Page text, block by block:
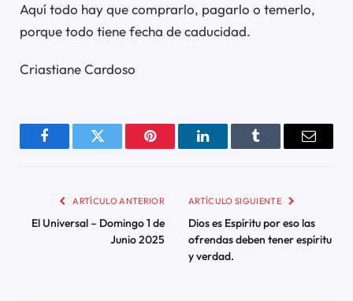
Aquí todo hay que comprarlo, pagarlo o temerlo,
porque todo tiene fecha de caducidad.
Criastiane Cardoso
FacebookTwitter Pinterest LinkedInTumblr Email
ARTÍCULO ANTERIOR
El Universal – Domingo 1 de
Junio 2025
ARTÍCULO SIGUIENTE
Dios es Espíritu por eso las
ofrendas deben tener espíritu
y verdad.